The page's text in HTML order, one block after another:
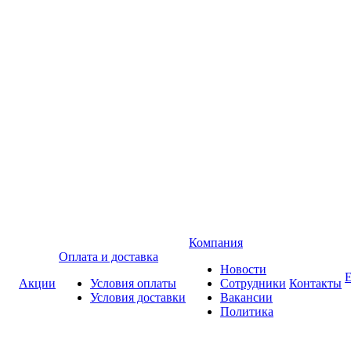
Акции
Оплата и доставка
Условия оплаты
Условия доставки
Компания
Новости
Сотрудники
Вакансии
Политика
Контакты